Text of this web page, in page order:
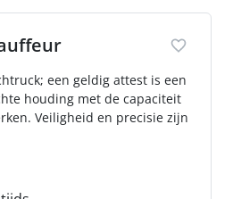
een geldig attest is een
houding met de capaciteit
Veiligheid en precisie zijn